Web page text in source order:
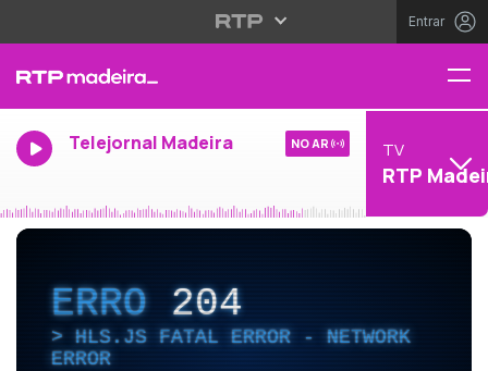
Entrar
Telejornal Madeira NO AR TV
RTP
ERRO204
HLS.JS FATAL ERROR - NETWORK
ERROR